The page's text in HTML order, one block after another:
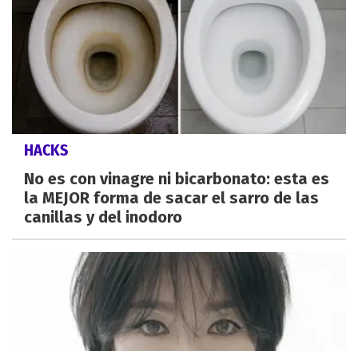
HACKS
No es con vinagre ni bicarbonato: esta es
la MEJOR forma de sacar el sarro de las
canillas y del inodoro